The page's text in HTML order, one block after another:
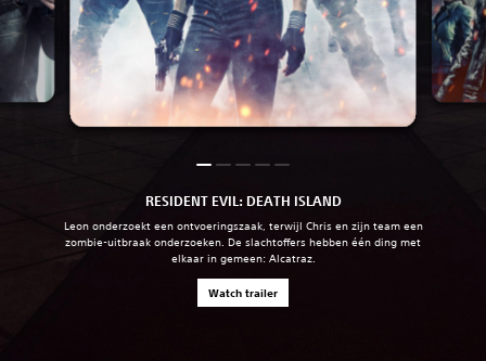
RESIDENT EVIL: DEATH ISLAND
Leon onderzoekt een ontvoeringszaak, terwijl Chris en zijn team een
zombie-uitbraak onderzoeken. De slachtoffers hebben één ding met
elkaar in gemeen: Alcatraz.
Watch trailer